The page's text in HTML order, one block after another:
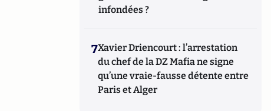
infondées ?
7Xavier Driencourt : l’arrestation
du chef de la DZ Mafia ne signe
qu’une vraie-fausse détente entre
Paris et Alger